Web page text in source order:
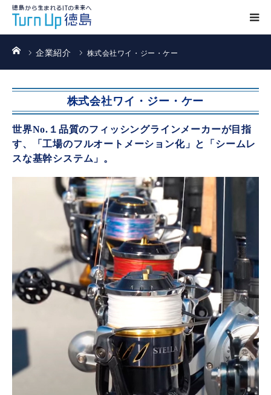
ホーム企業紹介 株式会社ワイ・ジー・ケー
株式会社ワイ・ジー・ケー
世界No.１品質のフィッシングラインメーカーが目指
す、「工場のフルオートメーション化」と「シームレ
スな基幹システム」。